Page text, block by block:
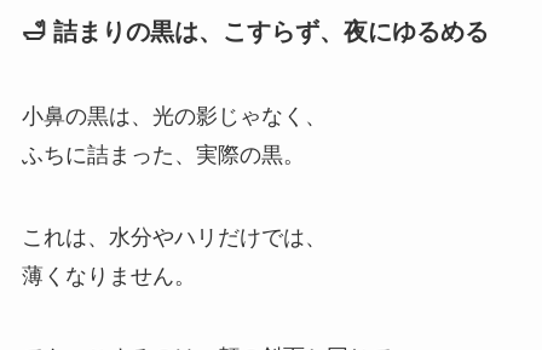
🛁 詰まりの黒は、こすらず、夜にゆるめる
小鼻の黒は、光の影じゃなく、
ふちに詰まった、実際の黒。
これは、水分やハリだけでは、
薄くなりません。